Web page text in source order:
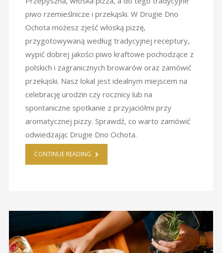
piwo rzemieślnicze i przekąski. W Drugie Dno
Ochota możesz zjeść włoską pizzę,
przygotowywaną według tradycyjnej receptury,
wypić dobrej jakości piwo kraftowe pochodzące z
polskich i zagranicznych browarów oraz zamówić
przekąski. Nasz lokal jest idealnym miejscem na
celebrację urodzin czy rocznicy lub na
spontaniczne spotkanie z przyjaciółmi przy
aromatycznej pizzy. Sprawdź, co warto zamówić
odwiedzając Drugie Dno Ochota.
CONTINUE READING